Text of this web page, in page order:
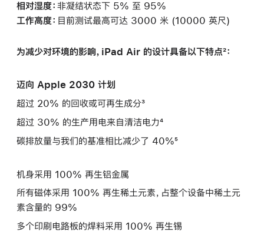
相对湿度： 非凝结状态下 5% 至 95%
工作高度： 目前测试最高可达 3000 米 (10000 英尺)
为减少对环境的影响，iPad Air 的设计具备以下特点²：
迈向 Apple 2030 计划
超过 20% 的回收或可再生成分³
超过 30% 的生产用电来自清洁电力⁴
碳排放量与我们的基准相比减少了 40%⁵
机身采用 100% 再生铝金属
所有磁体采用 100% 再生稀土元素，占整个设备中稀土元
素含量的 99%
多个印刷电路板的焊料采用 100% 再生锡